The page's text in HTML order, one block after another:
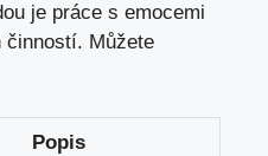
je práce s emocemi
Můžete
Popis